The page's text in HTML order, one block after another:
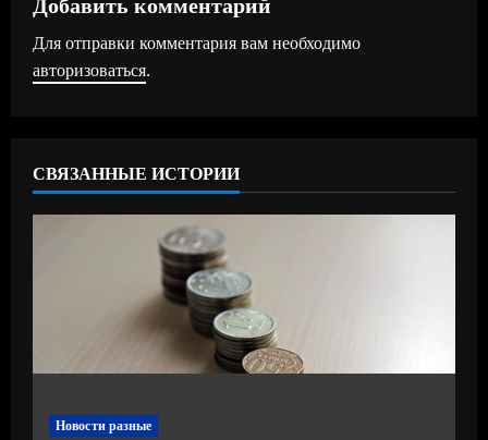
и
т
ч
т
Для отправки комментария вам необходимо
авторизоваться.
СВЯЗАННЫЕ ИСТОРИИ
Новости разные